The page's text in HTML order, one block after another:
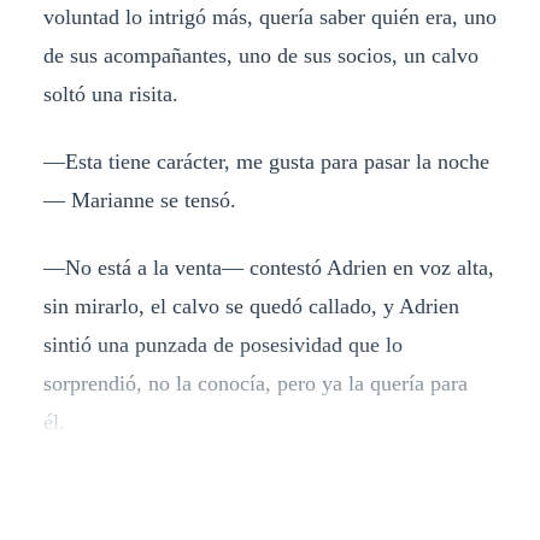
voluntad lo intrigó más, quería saber quién era, uno
de sus acompañantes, uno de sus socios, un calvo
soltó una risita.
—Esta tiene carácter, me gusta para pasar la noche
— Marianne se tensó.
—No está a la venta— contestó Adrien en voz alta,
sin mirarlo, el calvo se quedó callado, y Adrien
sintió una punzada de posesividad que lo
sorprendió, no la conocía, pero ya la quería para
él.